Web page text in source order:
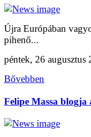
Újra Európában
pihenő...
péntek, 26 augusztus
Bővebben
Felipe Massa